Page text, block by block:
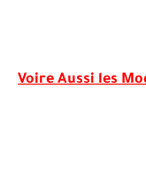
Voire Aussi les